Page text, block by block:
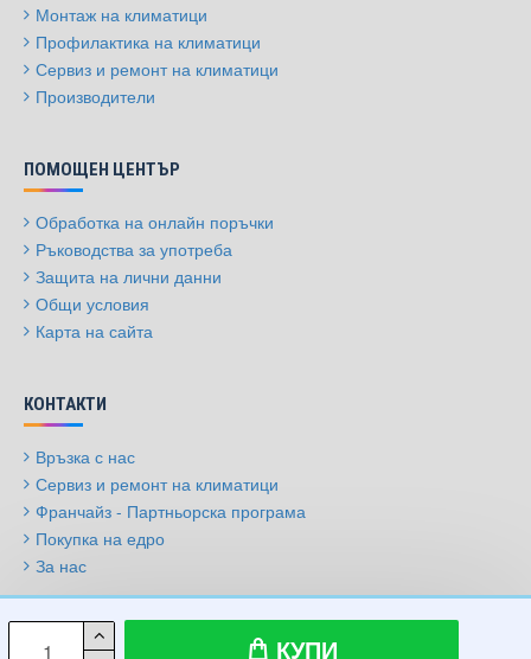
КУПИ
Монтаж на климатици
Профилактика на климатици
Сервиз и ремонт на климатици
Производители
ПОМОЩЕН ЦЕНТЪР
Обработка на онлайн поръчки
Ръководства за употреба
Защита на лични данни
Общи условия
Карта на сайта
КОНТАКТИ
Връзка с нас
Сервиз и ремонт на климатици
Франчайз - Партньорска програма
Покупка на едро
За нас
© 2009-2026, Климатици.бг, Всички права запазени